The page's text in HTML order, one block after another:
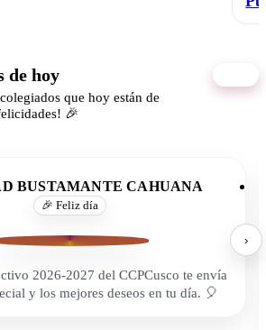
de hoy
que hoy están de
🎉
BUSTAMANTE CAHUANA
🎉 Feliz día
2026-2027 del CCPCusco te envía
y los mejores deseos en tu día. 🎈
›